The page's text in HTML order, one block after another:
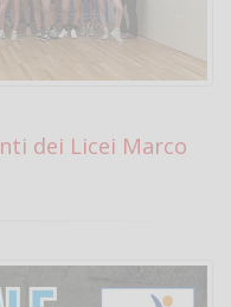
dei Licei Marco